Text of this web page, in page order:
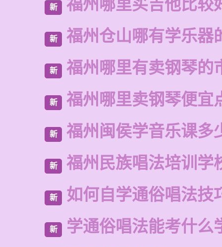
新 福州哪里买吉他比较
新 福州仓山哪有学乐器
新 福州哪里有卖钢琴的
新 福州哪里卖钢琴便宜
新 福州闽侯学音乐课多
新 福州民族唱法培训学
新 如何自学通俗唱法技
新 学通俗唱法能考什么